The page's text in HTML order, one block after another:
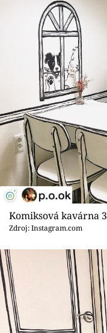
Komiksová kavárna 3
Zdroj: Instagram.com